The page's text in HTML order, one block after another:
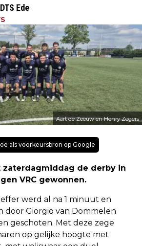
Ede
Aart de Zeeuw en Henry Zegers
als voorkeursbron op Google
zaterdagmiddag de derby in
VRC gewonnen.
werd al na 1 minuut en
door Giorgio van Dommelen
geschoten. Met deze zege
op gelijke hoogte met